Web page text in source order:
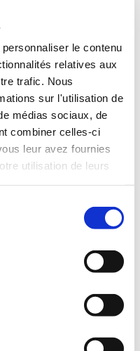
le contenu
relatives aux
trafic. Nous
sur l'utilisation de
médias sociaux, de
combiner celles-ci
leur avez fournies
utilisation de leurs